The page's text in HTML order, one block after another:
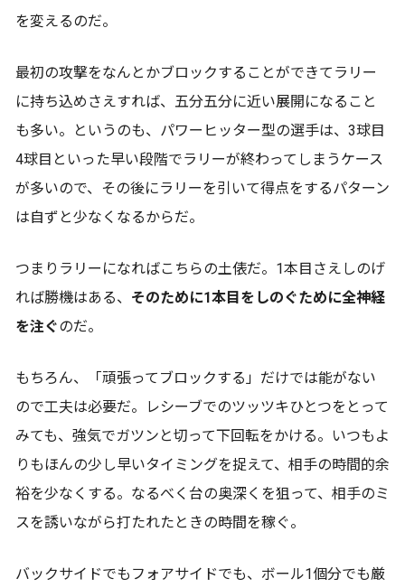
を変えるのだ。
最初の攻撃をなんとかブロックすることができてラリー
に持ち込めさえすれば、五分五分に近い展開になること
も多い。というのも、パワーヒッター型の選手は、3球目
4球目といった早い段階でラリーが終わってしまうケース
が多いので、その後にラリーを引いて得点をするパターン
は自ずと少なくなるからだ。
つまりラリーになればこちらの土俵だ。1本目さえしのげ
れば勝機はある、 そのために1本目をしのぐために全神経
を注ぐのだ。
もちろん、「頑張ってブロックする」だけでは能がない
ので工夫は必要だ。レシーブでのツッツキひとつをとって
みても、強気でガツンと切って下回転をかける。いつもよ
りもほんの少し早いタイミングを捉えて、相手の時間的余
裕を少なくする。なるべく台の奥深くを狙って、相手のミ
スを誘いながら打たれたときの時間を稼ぐ。
バックサイドでもフォアサイドでも、ボール1個分でも厳